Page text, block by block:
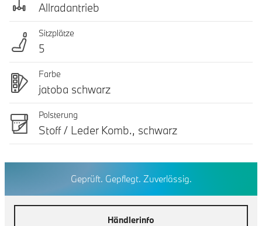
Allradantrieb
Sitzplätze
5
Farbe
jatoba schwarz
Polsterung
Stoff / Leder Komb., schwarz
Geprüft. Gepflegt. Zuverlässig.
Händlerinfo